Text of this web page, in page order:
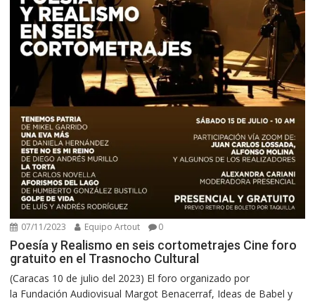
07/11/2023 Equipo Artout 0
Poesía y Realismo en seis cortometrajes Cine foro
gratuito en el Trasnocho Cultural
(Caracas 10 de julio del 2023) El foro organizado por
la Fundación Audiovisual Margot Benacerraf, Ideas de Babel y